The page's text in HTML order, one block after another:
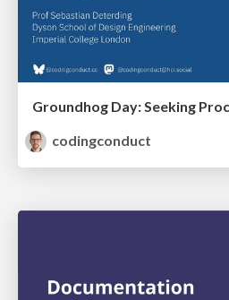
codingconduct